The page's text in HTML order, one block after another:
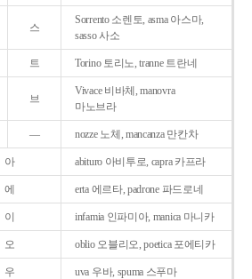
스
Sorrento 소렌토, asma 아스마,
sasso 사소
트 Torino 토리노, tranne 트란네
브
Vivace 비바체, manovra
마노브라
― nozze 노체, mancanza 만칸차
아 abituro 아비투로, capra 카프라
에 erta 에르타, padrone 파드로네
이 infamia 인파미아, manica 마니카
오 oblio 오블리오, poetica 포에티카
우 uva 우바, spuma 스푸마